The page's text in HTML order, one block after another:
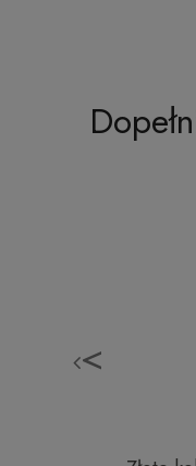
<